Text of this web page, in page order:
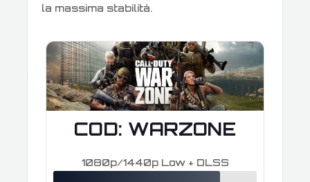
la massima stabilità.
COD: WARZONE
1080p/1440p Low + DLSS